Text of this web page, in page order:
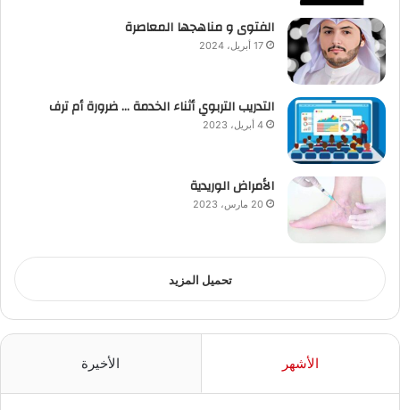
الفتوى و مناهجها المعاصرة
17 أبريل، 2024
التدريب التربوي أثناء الخدمة … ضرورة أم ترف
4 أبريل، 2023
الأمراض الوريدية
20 مارس، 2023
تحميل المزيد
الأشهر الأخيرة